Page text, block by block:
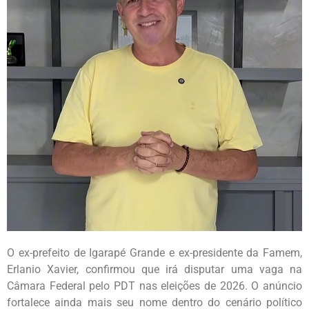
O ex-prefeito de Igarapé Grande e ex-presidente da Famem,
Erlanio Xavier, confirmou que irá disputar uma vaga na
Câmara Federal pelo PDT nas eleições de 2026. O anúncio
fortalece ainda mais seu nome dentro do cenário político